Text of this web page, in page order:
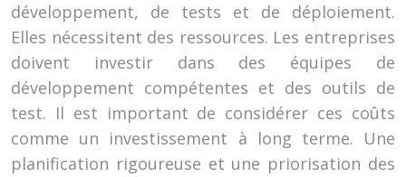
développement, de tests et de déploiement.
Elles nécessitent des ressources. Les entreprises
doivent investir dans des équipes de
développement compétentes et des outils de
test. Il est important de considérer ces coûts
comme un investissement à long terme. Une
planification rigoureuse et une priorisation des